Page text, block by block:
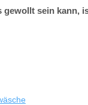
sein kann,